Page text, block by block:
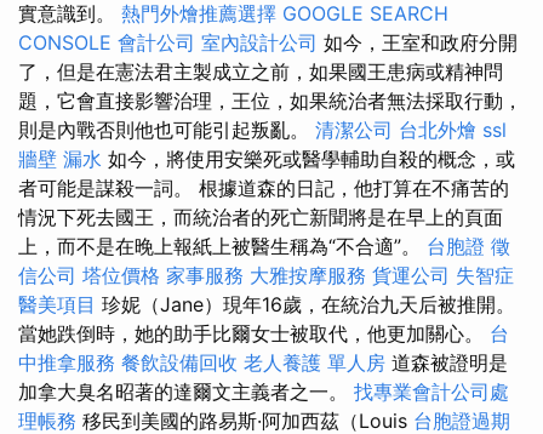
實意識到。 熱門外燴推薦選擇 GOOGLE SEARCH
CONSOLE 會計公司 室內設計公司 如今，王室和政府分開
了，但是在憲法君主製成立之前，如果國王患病或精神問
題，它會直接影響治理，王位，如果統治者無法採取行動，
則是內戰否則他也可能引起叛亂。 清潔公司 台北外燴 ssl
牆壁 漏水 如今，將使用安樂死或醫學輔助自殺的概念，或
者可能是謀殺一詞。 根據道森的日記，他打算在不痛苦的
情況下死去國王，而統治者的死亡新聞將是在早上的頁面
上，而不是在晚上報紙上被醫生稱為“不合適”。 台胞證 徵
信公司 塔位價格 家事服務 大雅按摩服務 貨運公司 失智症
醫美項目 珍妮（Jane）現年16歲，在統治九天后被推開。
當她跌倒時，她的助手比爾女士被取代，他更加關心。 台
中推拿服務 餐飲設備回收 老人養護 單人房 道森被證明是
加拿大臭名昭著的達爾文主義者之一。 找專業會計公司處
理帳務 移民到美國的路易斯·阿加西茲（Louis 台胞證過期